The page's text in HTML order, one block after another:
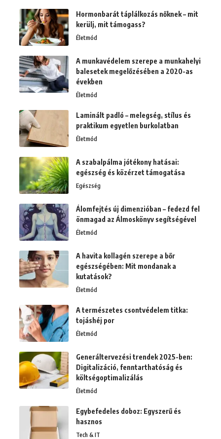
Hormonbarát táplálkozás nőknek – mit
kerülj, mit támogass?
Életmód
A munkavédelem szerepe a munkahelyi
balesetek megelőzésében a 2020-as
években
Életmód
Laminált padló – melegség, stílus és
praktikum egyetlen burkolatban
Életmód
A szabalpálma jótékony hatásai:
egészség és közérzet támogatása
Egészség
Álomfejtés új dimenzióban – fedezd fel
önmagad az Álmoskönyv segítségével
Életmód
A havita kollagén szerepe a bőr
egészségében: Mit mondanak a
kutatások?
Életmód
A természetes csontvédelem titka:
tojáshéj por
Életmód
Generáltervezési trendek 2025-ben:
Digitalizáció, fenntarthatóság és
költségoptimalizálás
Életmód
Egybefedeles doboz: Egyszerű és
hasznos
Tech & IT